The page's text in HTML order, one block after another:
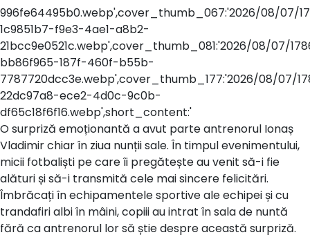
996fe64495b0.webp',cover_thumb_067:'2026/08/07/
1c9851b7-f9e3-4ae1-a8b2-
21bcc9e0521c.webp',cover_thumb_081:'2026/08/07/
bb86f965-187f-460f-b55b-
7787720dcc3e.webp',cover_thumb_177:'2026/08/07/
22dc97a8-ece2-4d0c-9c0b-
df65c18f6f16.webp',short_content:'
O surpriză emoționantă a avut parte antrenorul Ionaș
Vladimir chiar în ziua nunții sale. În timpul evenimentului,
micii fotbaliști pe care îi pregătește au venit să-i fie
alături și să-i transmită cele mai sincere felicitări.
Îmbrăcați în echipamentele sportive ale echipei și cu
trandafiri albi în mâini, copiii au intrat în sala de nuntă
fără ca antrenorul lor să știe despre această surpriză.